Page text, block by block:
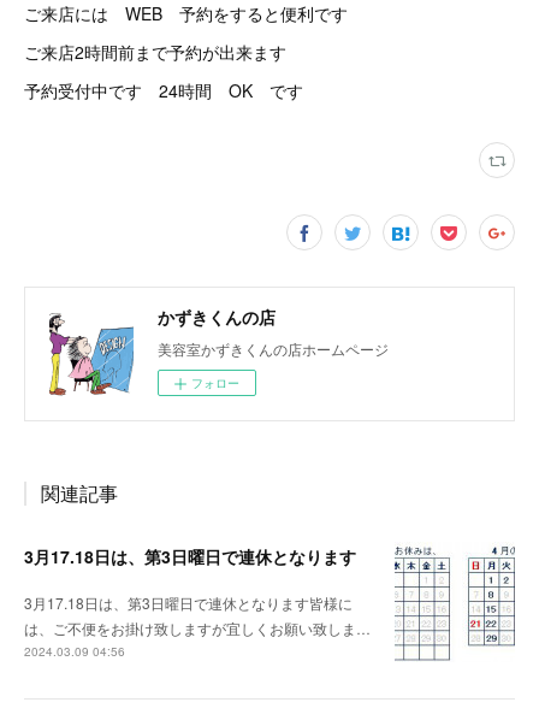
ご来店には WEB 予約をすると便利です
ご来店2時間前まで予約が出来ます
予約受付中です 24時間 OK です
かずきくんの店
美容室かずきくんの店ホームページ
フォロー
関連記事
3月17.18日は、第3日曜日で連休となります
3月17.18日は、第3日曜日で連休となります皆様に
は、ご不便をお掛け致しますが宜しくお願い致しま…
2024.03.09 04:56